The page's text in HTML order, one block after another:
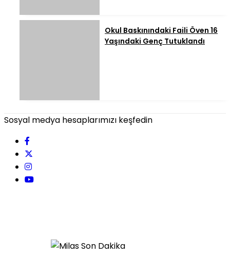
Okul Baskınındaki Faili Öven 16
Yaşındaki Genç Tutuklandı
Sosyal medya hesaplarımızı keşfedin